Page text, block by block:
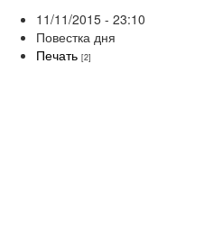
11/11/2015 - 23:10
Повестка дня
Печать [2]